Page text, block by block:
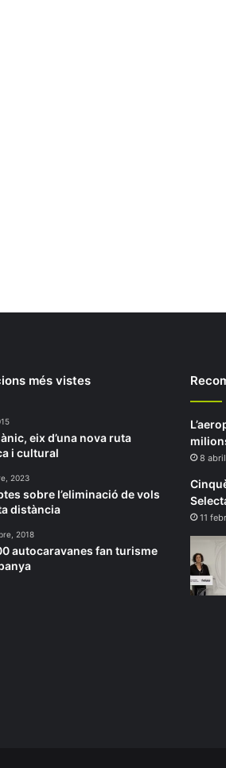
més vistes
eix d’una nova ruta
i cultural
2023
sobre l’eliminació de vols
distància
2018
autocaravanes fan turisme
8
11